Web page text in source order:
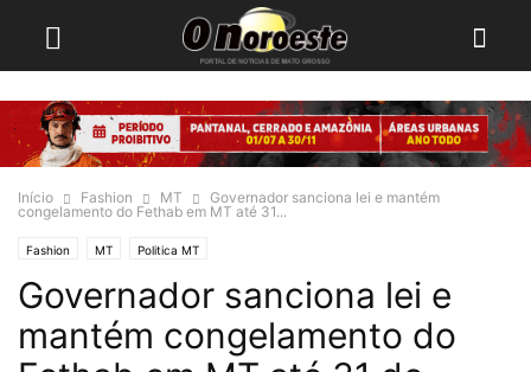
Início Fashion MT
Governador sanciona lei e mantém
congelamento do Fethab em MT até 31...
Fashion MT Politica MT
Governador sanciona lei e
mantém congelamento do